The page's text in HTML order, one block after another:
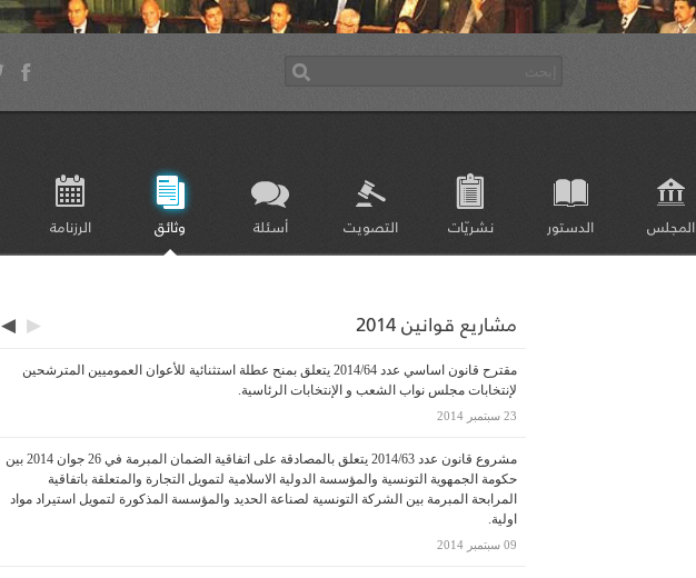
المجلس الدستور نشريّات التصويت أسئلة وثائق الرزنامة
مشاريع قوانين 2014 ▶
◀
مقترح قانون اساسي عدد 2014/64 يتعلق بمنح عطلة استثنائية للأعوان العموميين المترشحين
لإنتخابات مجلس نواب الشعب و الإنتخابات الرئاسية.
23 سبتمبر 2014
مشروع قانون عدد 2014/63 يتعلق بالمصادقة على اتفاقية الضمان المبرمة في 26 جوان 2014 بين
حكومة الجمهوية التونسية والمؤسسة الدولية الاسلامية لتمويل التجارة والمتعلقة باتفاقية
المرابحة المبرمة بين الشركة التونسية لصناعة الحديد والمؤسسة المذكورة لتمويل استيراد مواد
اولية.
09 سبتمبر 2014